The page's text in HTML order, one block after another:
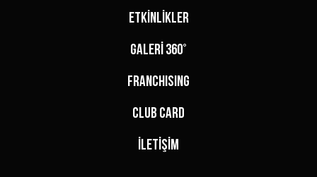
ETKİNLİKLER
GALERİ 360°
FRANCHISING
CLUB CARD
İLETİŞİM